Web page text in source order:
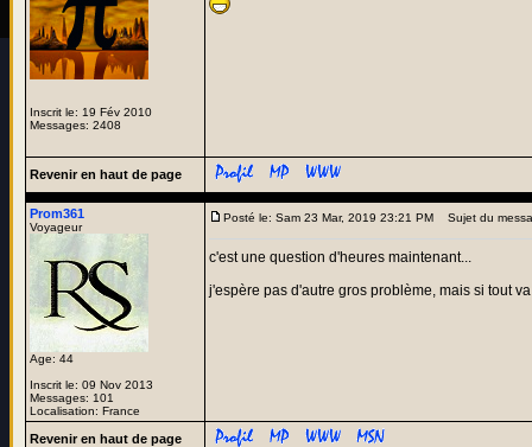
Inscrit le: 19 Fév 2010
Messages: 2408
Revenir en haut de page
Prom361
Voyageur
Age: 44
Inscrit le: 09 Nov 2013
Messages: 101
Localisation: France
Posté le: Sam 23 Mar, 2019 23:21 PM Sujet du
c'est une question d'heures maintenant...
j'espère pas d'autre gros problème, mais si tout
Revenir en haut de page